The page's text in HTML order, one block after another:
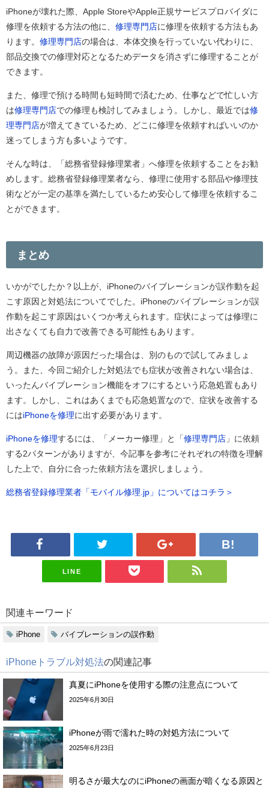
iPhoneが壊れた際、Apple StoreやApple正規サービスプロバイダに
修理を依頼する方法の他に、 修理専門店に修理を依頼する方法もあ
ります。 修理専門店の場合は、本体交換を行っていない代わりに、
部品交換での修理対応となるためデータを消さずに修理することが
できます。
また、修理で預ける時間も短時間で済むため、仕事などで忙しい方
は修理専門店での修理も検討してみましょう。しかし、最近では修
理専門店が増えてきているため、どこに修理を依頼すればいいのか
迷ってしまう方も多いようです。
そんな時は、「総務省登録修理業者」へ修理を依頼することをお勧
めします。総務省登録修理業者なら、修理に使用する部品や修理技
術などが一定の基準を満たしているため安心して修理を依頼するこ
とができます。
まとめ
いかがでしたか？以上が、iPhoneのバイブレーションが誤作動を起
こす原因と対処法についてでした。iPhoneのバイブレーションが誤
作動を起こす原因はいくつか考えられます。症状によっては修理に
出さなくても自力で改善できる可能性もあります。
周辺機器の故障が原因だった場合は、別のもので試してみましょ
う。また、今回ご紹介した対処法でも症状が改善されない場合は、
いったんバイブレーション機能をオフにするという応急処置もあり
ます。しかし、これはあくまでも応急処置なので、症状を改善する
にはiPhoneを修理に出す必要があります。
iPhoneを修理するには、「メーカー修理」と「 修理専門店 」に依頼
する2パターンがありますが、今記事を参考にそれぞれの特徴を理解
した上で、自分に合った依頼方法を選択しましょう。
総務省登録修理業者「モバイル修理.jp」についてはコチラ＞
LINE
関連キーワード
iPhone バイブレーションの誤作動
iPhoneトラブル対処法の関連記事
真夏にiPhoneを使用する際の注意点について
2025年6月30日
iPhoneが雨で濡れた時の対処方法について
2025年6月23日
明るさが最大なのにiPhoneの画面が暗くなる原因と